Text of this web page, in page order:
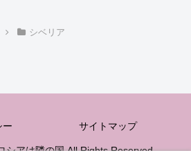
シベリア
ー サイトマップ
シアは隣の国 All Rights Reserved.